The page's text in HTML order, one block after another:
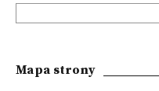
Mapa strony